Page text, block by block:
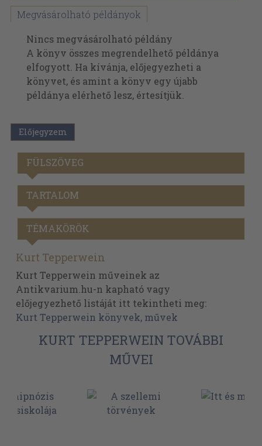
Megvásárolható példányok
Nincs megvásárolható példány
A könyv összes megrendelhető példánya
elfogyott. Ha kívánja, előjegyezheti a
könyvet, és amint a könyv egy újabb
példánya elérhető lesz, értesítjük.
Előjegyzem
FÜLSZÖVEG
TARTALOM
TÉMAKÖRÖK
Kurt Tepperwein
Kurt Tepperwein műveinek az
Antikvarium.hu-n kapható vagy
előjegyezhető listáját itt tekintheti meg:
Kurt Tepperwein könyvek, művek
KURT TEPPERWEIN TOVÁBBI
MŰVEI